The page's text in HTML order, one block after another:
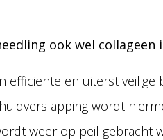
ook wel
efficiente en uiterst
huidverslapping wordt
weer op peil gebracht